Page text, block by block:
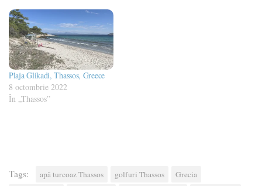
Plaja Glikadi, Thassos, Greece
8 octombrie 2022
În „Thassos”
Tags: apă turcoaz Thassos golfuri Thassos
Grecia